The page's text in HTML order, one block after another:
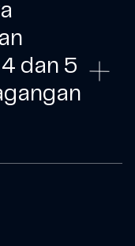
dan 5